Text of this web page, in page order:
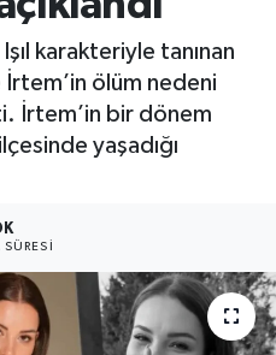
karakteriyle tanınan
İrtem’in ölüm nedeni
İrtem’in bir dönem
yaşadığı